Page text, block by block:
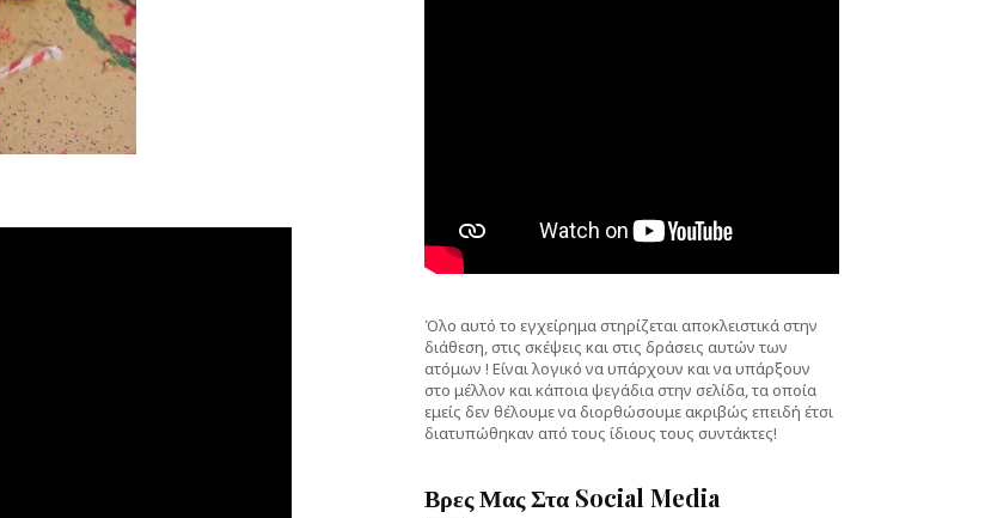
Όλο αυτό το εγχείρημα στηρίζεται αποκλειστικά στην
διάθεση, στις σκέψεις και στις δράσεις αυτών των
ατόμων ! Είναι λογικό να υπάρχουν και να υπάρξουν
στο μέλλον και κάποια ψεγάδια στην σελίδα, τα οποία
εμείς δεν θέλουμε να διορθώσουμε ακριβώς επειδή έτσι
διατυπώθηκαν από τους ίδιους τους συντάκτες!
Βρες Μας Στα Social Media